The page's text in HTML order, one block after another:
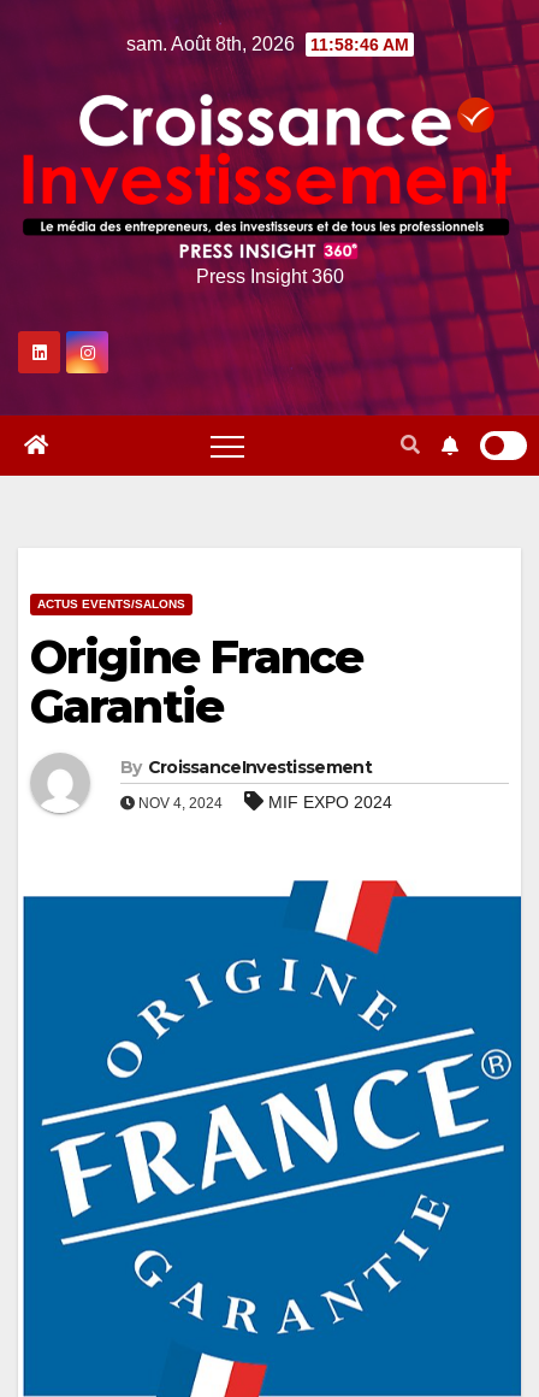
sam. Août 8th, 2026 11:58:47 AM
Press Insight 360
ACTUS EVENTS/SALONS
Origine France
Garantie
By CroissanceInvestissement
NOV 4, 2024 MIF EXPO 2024